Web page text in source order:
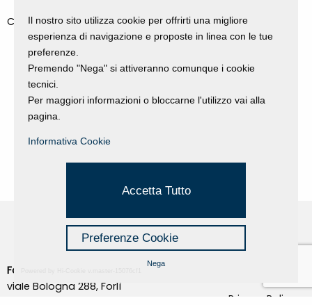
CATEGORIES
GALLERY
MOSTRE E EVENTI
NEWS
PROGETTI SOSTENUTI
RASSEGNA STAMPA
VIDEO
Fondazione Dino Zoli
viale Bologna 288, Forlì
Privacy Policy
Il nostro sito utilizza cookie per offrirti una migliore
esperienza di navigazione e proposte in linea con le tue
preferenze.
Premendo "Nega" si attiveranno comunque i cookie
tecnici.
Per maggiori informazioni o bloccarne l'utilizzo vai alla
pagina.
Informativa Cookie
Accetta Tutto
Preferenze Cookie
Nega